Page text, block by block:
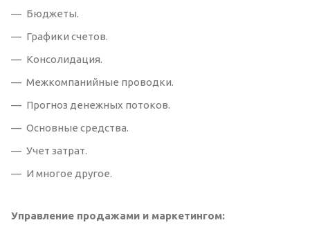
Бюджеты.
Графики счетов.
Консолидация.
Межкомпанийные проводки.
Прогноз денежных потоков.
Основные средства.
Учет затрат.
И многое другое.
Управление продажами и маркетингом: